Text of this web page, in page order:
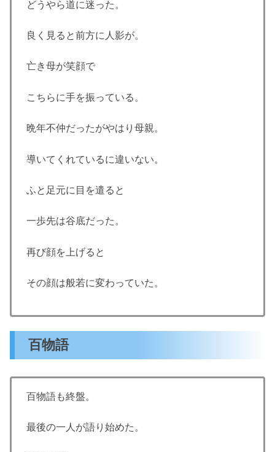
どうやら道に迷った。
良く見ると前方に人影が。
亡き母が笑顔で
こちらに手を振っている。
晩年不仲だったがやはり母親。
導いてくれているに違いない。
ふと足元に目を遣ると
一歩先は谷底だった。
再び顔を上げると
その顔は般若に変わっていた。
百物語
百物語も終盤。
最後の一人が語り始めた。